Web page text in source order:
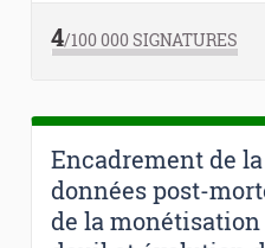
4/100 000SIGNATURES
Encadrement de
données post-
de la